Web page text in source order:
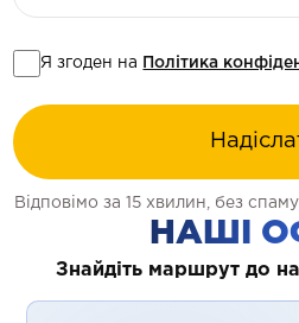
Я згоден на Політика
Відповімо за 15 хвилин, без
НАШІ
Знайдіть маршрут до